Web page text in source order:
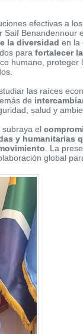
efectivas a
Benandennour
la diversidad en la
by a self-
para fortalecer
humano, proteger
las raíces
de
salud y
subraya el
y humanitarias
. La
global